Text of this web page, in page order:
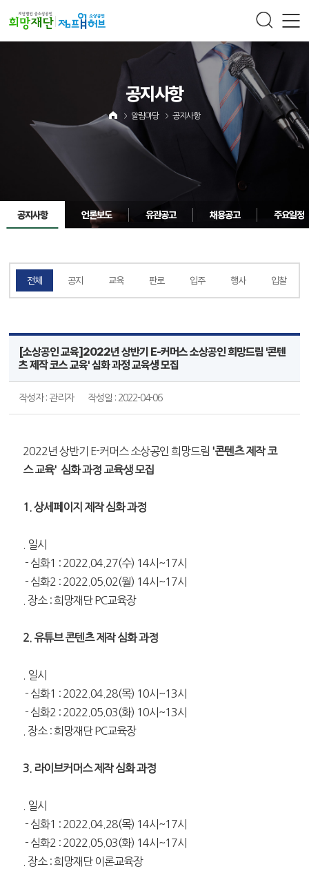
공지사항
알림마당 공지사항
공지사항 언론보도 유관공고 채용공고 주요일정
전체 공지 교육 판로 입주 행사 입찰
[소상공인 교육]2022년 상반기 E-커머스 소상공인 희망드림 '콘텐
츠 제작 코스 교육' 심화 과정 교육생 모집
작성자 : 관리자 작성일 : 2022-04-06
2022년 상반기 E-커머스 소상공인 희망드림 '콘텐츠 제작 코
스 교육' 심화 과정 교육생 모집
1. 상세페이지 제작 심화 과정
. 일시
- 심화1 : 2022.04.27(수) 14시~17시
- 심화2 : 2022.05.02(월) 14시~17시
. 장소 : 희망재단 PC교육장
2. 유튜브 콘텐츠 제작심화과정
. 일시
- 심화1 : 2022.04.28(목) 10시~13시
- 심화2 : 2022.05.03(화) 10시~13시
. 장소 : 희망재단 PC교육장
3. 라이브커머스 제작심화과정
. 일시
- 심화1 : 2022.04.28(목) 14시~17시
- 심화2 : 2022.05.03(화) 14시~17시
. 장소 : 희망재단 이론교육장